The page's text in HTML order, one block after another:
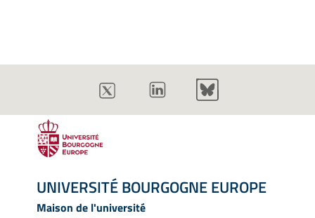
UNIVERSITÉ BOURGOGNE EUROPE
Maison de l'université